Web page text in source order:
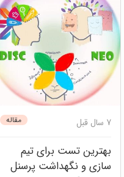
دیسک
شخصیت شناسی
توسعه فردی
مصاحبه و
استخدام منابع انسانی
خودشناسی پنل ارزیابی
سازمانی و گروهی
مقاله 7 سال قبل
بهترین تست برای تیم
سازی و نگهداشت پرسنل